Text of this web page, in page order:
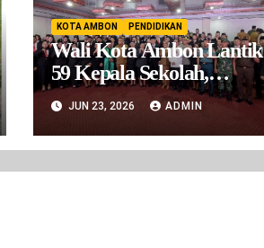
KOTA AMBON PENDIDIKAN
Wali Kota Ambon Lantik
59 Kepala Sekolah,
Tegaskan Sistem Seleksi
Bersih dan Transparan
JUN 23, 2026 ADMIN